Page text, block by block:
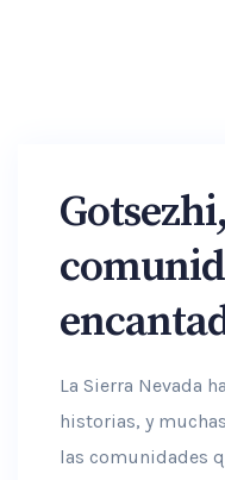
La Sierra Nevada
historias, y
las comunidades